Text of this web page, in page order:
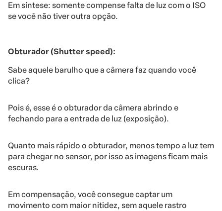
Em síntese: somente compense falta de luz com o ISO
se você não tiver outra opção.
Obturador (Shutter speed):
Sabe aquele barulho que a câmera faz quando você
clica?
Pois é, esse é o obturador da câmera abrindo e
fechando para a entrada de luz (exposição).
Quanto mais rápido o obturador, menos tempo a luz tem
para chegar no sensor, por isso as imagens ficam mais
escuras.
Em compensação, você consegue captar um
movimento com maior nitidez, sem aquele rastro